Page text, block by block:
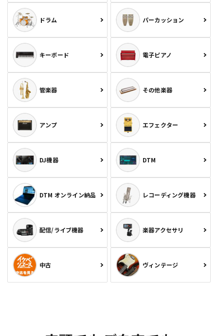
ドラム パーカッション
キーボード 電子ピアノ
管楽器 その他楽器
アンプ エフェクター
DJ機器 DTM
DTM オンライン納品 レコーディング機器
配信/ライブ機器 楽器アクセサリ
中古 ヴィンテージ